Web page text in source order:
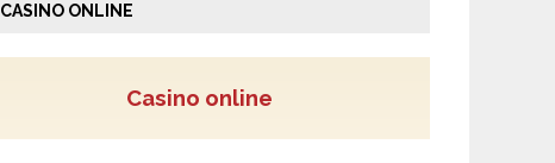
CASINO ONLINE
Casino online